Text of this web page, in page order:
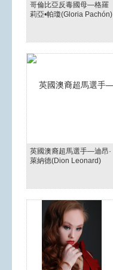
哥倫比亞反毒國母—格羅
莉亞•帕瓊(Gloria Pachón)
英國澳裔超馬選手—迪昂·
萊納德(Dion Leonard)